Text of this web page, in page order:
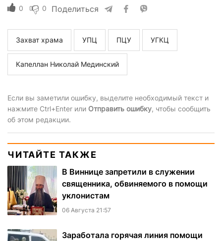
0 0 Поделиться
Захват храма УПЦ ПЦУ УГКЦ
Капеллан Николай Мединский
Если вы заметили ошибку, выделите необходимый текст и
нажмите Ctrl+Enter или Отправить ошибку, чтобы сообщить
об этом редакции.
ЧИТАЙТЕ ТАКЖЕ
В Виннице запретили в служении
священника, обвиняемого в помощи
уклонистам
06 Августа 21:57
Заработала горячая линия помощи